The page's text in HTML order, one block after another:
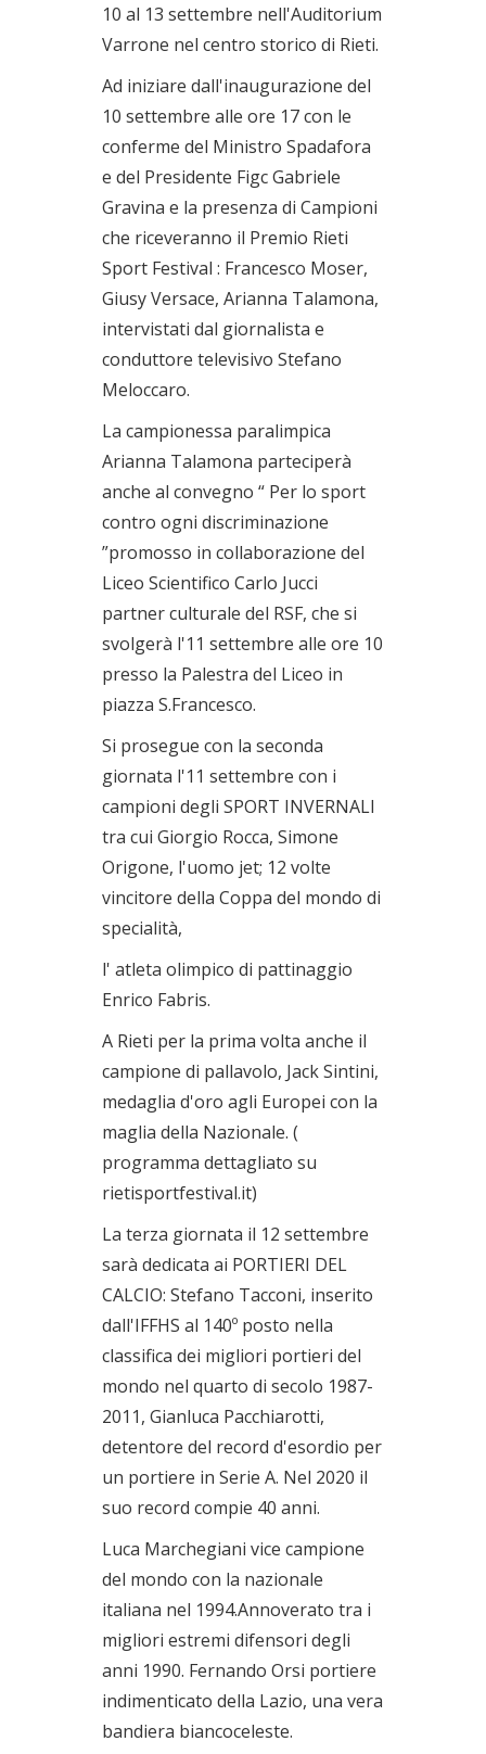
10 al 13 settembre nell'Auditorium
Varrone nel centro storico di Rieti.
Ad iniziare dall'inaugurazione del
10 settembre alle ore 17 con le
conferme del Ministro Spadafora
e del Presidente Figc Gabriele
Gravina e la presenza di Campioni
che riceveranno il Premio Rieti
Sport Festival : Francesco Moser,
Giusy Versace, Arianna Talamona,
intervistati dal giornalista e
conduttore televisivo Stefano
Meloccaro.
La campionessa paralimpica
Arianna Talamona parteciperà
anche al convegno “ Per lo sport
contro ogni discriminazione
”promosso in collaborazione del
Liceo Scientifico Carlo Jucci
partner culturale del RSF, che si
svolgerà l'11 settembre alle ore 10
presso la Palestra del Liceo in
piazza S.Francesco.
Si prosegue con la seconda
giornata l'11 settembre con i
campioni degli SPORT INVERNALI
tra cui Giorgio Rocca, Simone
Origone, l'uomo jet; 12 volte
vincitore della Coppa del mondo di
specialità,
l' atleta olimpico di pattinaggio
Enrico Fabris.
A Rieti per la prima volta anche il
campione di pallavolo, Jack Sintini,
medaglia d'oro agli Europei con la
maglia della Nazionale. (
programma dettagliato su
rietisportfestival.it)
La terza giornata il 12 settembre
sarà dedicata ai PORTIERI DEL
CALCIO: Stefano Tacconi, inserito
dall'IFFHS al 140º posto nella
classifica dei migliori portieri del
mondo nel quarto di secolo 1987-
2011, Gianluca Pacchiarotti,
detentore del record d'esordio per
un portiere in Serie A. Nel 2020 il
suo record compie 40 anni.
Luca Marchegiani vice campione
del mondo con la nazionale
italiana nel 1994.Annoverato tra i
migliori estremi difensori degli
anni 1990. Fernando Orsi portiere
indimenticato della Lazio, una vera
bandiera biancoceleste.